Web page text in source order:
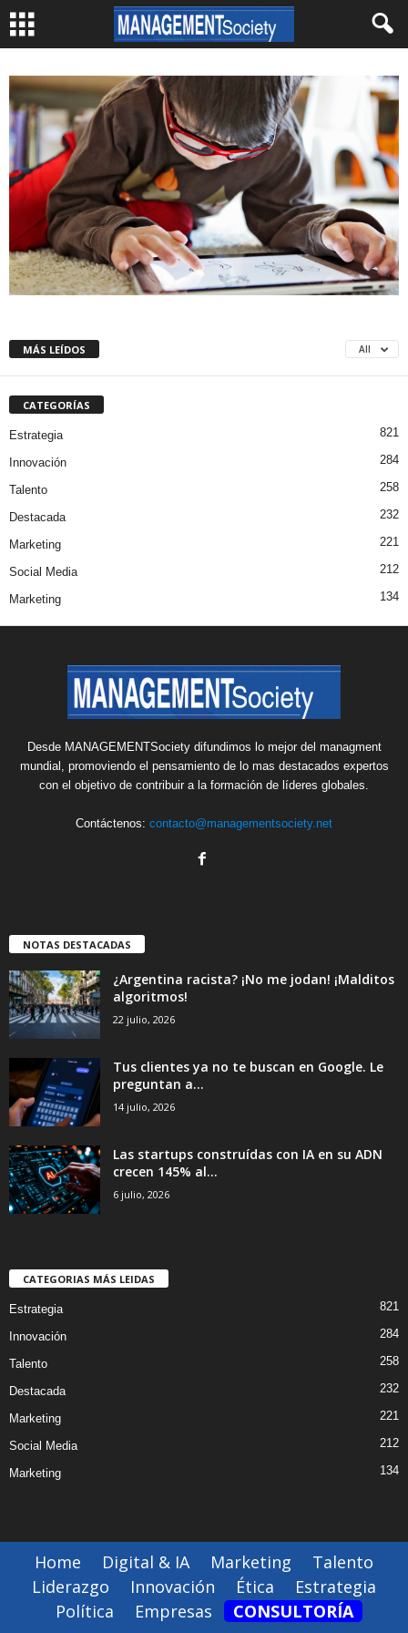
MÁS LEÍDOS All
CATEGORÍAS
Estrategia 821
Innovación 284
Talento 258
Destacada 232
Marketing 221
Social Media 212
Marketing 134
Desde MANAGEMENTSociety difundimos lo mejor del managment
mundial, promoviendo el pensamiento de lo mas destacados expertos
con el objetivo de contribuir a la formación de líderes globales.
Contáctenos: contacto@managementsociety.net
NOTAS DESTACADAS
¿Argentina racista? ¡No me jodan! ¡Malditos
algoritmos!
22 julio, 2026
Tus clientes ya no te buscan en Google. Le
preguntan a...
14 julio, 2026
Las startups construídas con IA en su ADN
crecen 145% al...
6 julio, 2026
CATEGORIAS MÁS LEIDAS
Estrategia 821
Innovación 284
Talento 258
Destacada 232
Marketing 221
Social Media 212
Marketing 134
Home Digital & IA Marketing
Talento
Liderazgo
Innovación Ética
Estrategia
Política
Empresas CONSULTORÍA